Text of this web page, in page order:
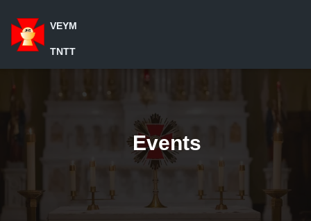
VEYM
TNTT
Events